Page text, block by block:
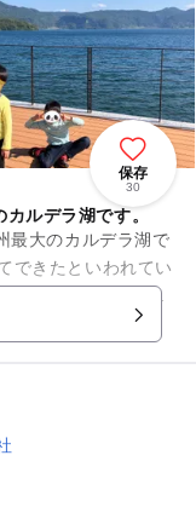
保存
30
ルデラ湖です。
最大のカルデラ湖で
できたといわれてい
うなぎがいる湖と